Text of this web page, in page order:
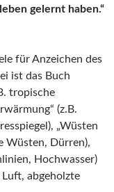
gelernt haben.“
für Anzeichen des
ist das Buch
tropische
(z.B.
„Wüsten
Wüsten, Dürren),
Hochwasser)
Luft, abgeholzte